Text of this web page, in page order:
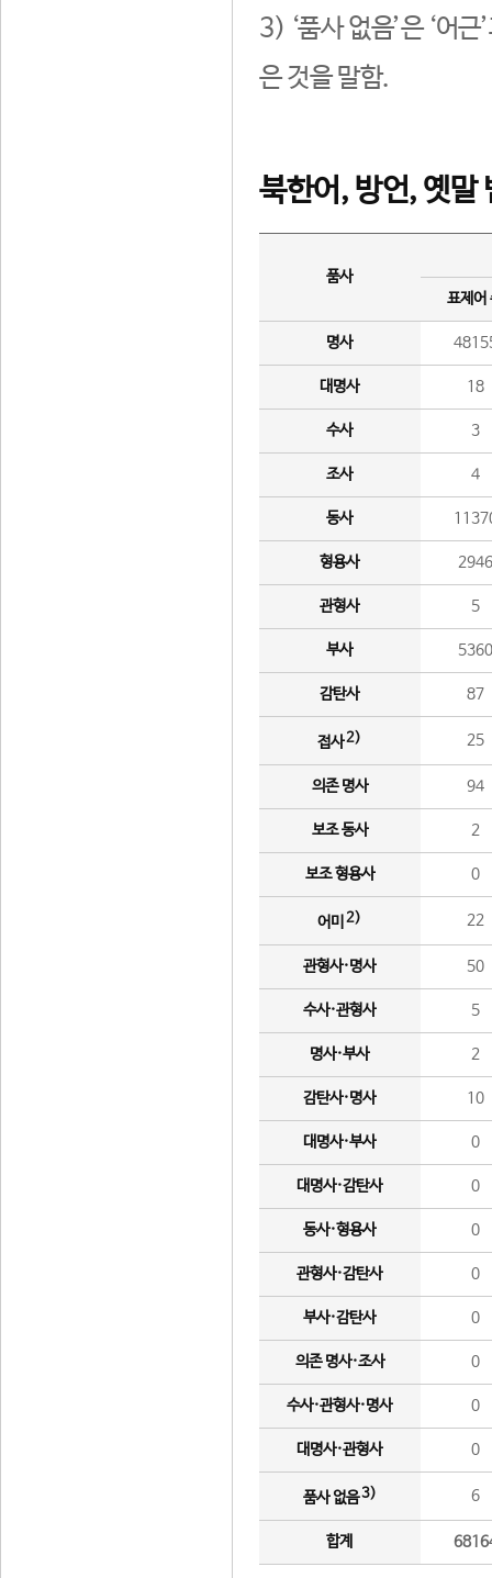
3) ‘품사 없음’은 ‘어
은 것을 말함.
북한어, 방언, 옛말
품사
표제어
명사
대명사 18
수사 3
조사 4
동사
형용사 2946
관형사 5
부사 5360
감탄사 87
접사2) 25
의존 명사 94
보조 동사 2
보조 형용사 0
어미 2) 22
관형사·명사 50
수사·관형사 5
명사·부사 2
감탄사·명사 10
대명사·부사 0
대명사·감탄사 0
동사·형용사 0
관형사·감탄사 0
부사·감탄사 0
의존 명사·조사 0
수사·관형사·명사 0
대명사·관형사 0
품사 없음3) 6
합계